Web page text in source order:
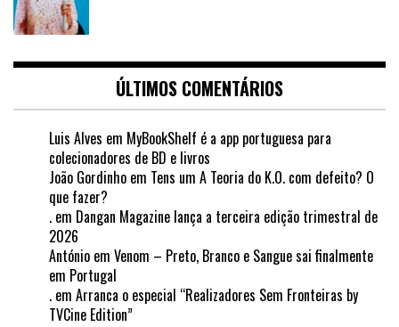
ÚLTIMOS COMENTÁRIOS
Luis Alves em MyBookShelf é a app portuguesa para
colecionadores de BD e livros
João Gordinho em Tens um A Teoria do K.O. com defeito? O
que fazer?
. em Dangan Magazine lança a terceira edição trimestral de
2026
António em Venom – Preto, Branco e Sangue sai finalmente
em Portugal
. em Arranca o especial “Realizadores Sem Fronteiras by
TVCine Edition”